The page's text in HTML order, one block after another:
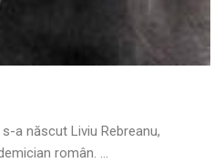
a născut Liviu Rebreanu,
român. ...